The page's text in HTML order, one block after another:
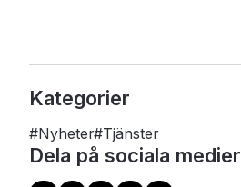
Kategorier
#Nyheter#Tjänster
Dela på sociala medier